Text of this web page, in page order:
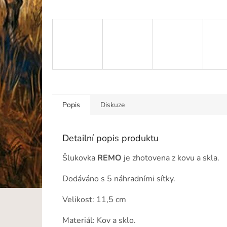
Popis Diskuze
Detailní popis produktu
Šlukovka REMO je zhotovena z kovu a skla.
Dodáváno s 5 náhradními sítky.
Velikost: 11,5 cm
Materiál: Kov a sklo.